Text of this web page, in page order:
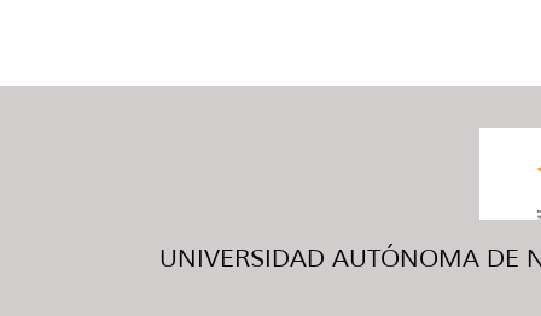
UNIVERSIDAD AUTÓNOMA DE